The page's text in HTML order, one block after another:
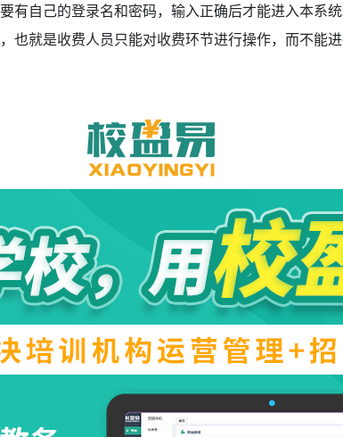
有自己的登录名和密码，输入正确后才能进入本系
也就是收费人员只能对收费环节进行操作，而不能